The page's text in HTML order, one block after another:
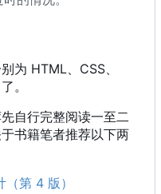
为 HTML、CSS、
。
自行完整阅读一至二
书籍笔者推荐以下两
第 4 版）